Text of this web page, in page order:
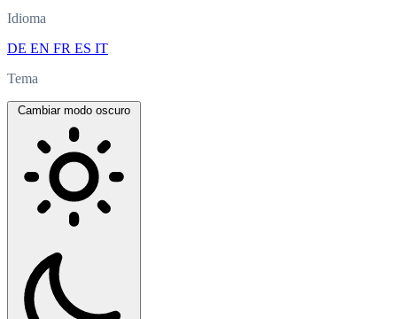
Idioma
DE EN FR ES IT
Tema
Cambiar modo oscuro